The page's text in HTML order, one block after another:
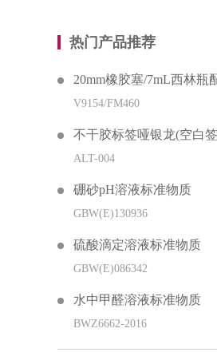
热门产品推荐
20mm橡胶塞/7mL西林瓶
V9154/FM460
不干胶标签哑银龙(空白
ALT-004
硼砂pH溶液标准物质
GBW(E)130936
硫酸滴定溶液标准物质
GBW(E)086342
水中甲醛溶液标准物质
BWZ6662-2016